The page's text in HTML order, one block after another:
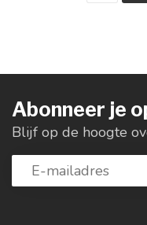
Abonneer je
Blijf op de hoogte